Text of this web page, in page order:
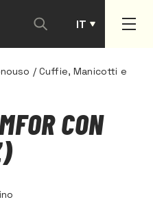
IT
PT
/Cuffie, Manicotti e
CON